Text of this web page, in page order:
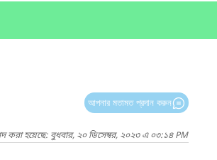
আপনার মতামত প্রদান করুন
করা হয়েছে: বুধবার, ২০ ডিসেম্বর, ২০২৩ এ ০৩:১৪ PM